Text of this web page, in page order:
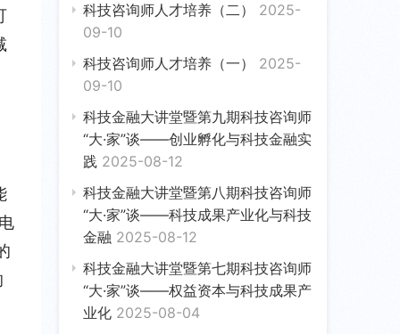
科技咨询师人才培养（二） 2025-
09-10
科技咨询师人才培养（一） 2025-
09-10
科技金融大讲堂暨第九期科技咨询师
“大·家”谈——创业孵化与科技金融实
践 2025-08-12
科技金融大讲堂暨第八期科技咨询师
“大·家”谈——科技成果产业化与科技
金融 2025-08-12
科技金融大讲堂暨第七期科技咨询师
“大·家”谈——权益资本与科技成果产
业化 2025-08-04